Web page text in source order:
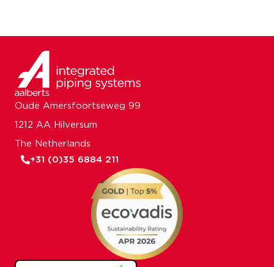
Oude Amersfoortseweg 99
1212 AA Hilversum
The Netherlands
+31 (0)35 6884 211